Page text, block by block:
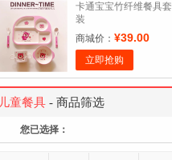
卡通宝宝竹纤维餐具套
装
商城价： ¥39.00
立即抢购
儿童餐具 - 商品筛选
您已选择：